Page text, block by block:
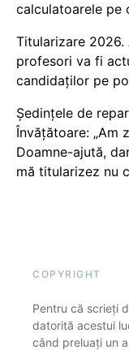
calculatoarele pe
Titularizare
profesori va fi
candidaților pe
Ședințele de
Învățătoare: „Am
Doamne-ajută,
mă titularizez nu
COPYRIGHT
Pentru că scrieți
datorită acestui
când preluați un